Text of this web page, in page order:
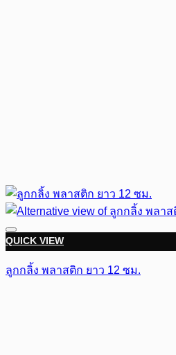
QUICK VIEW
ลูกกลิ้ง พลาสติก ยาว 12 ซม.